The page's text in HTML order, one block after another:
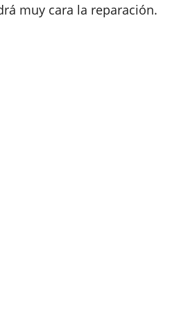
muy cara la reparación.